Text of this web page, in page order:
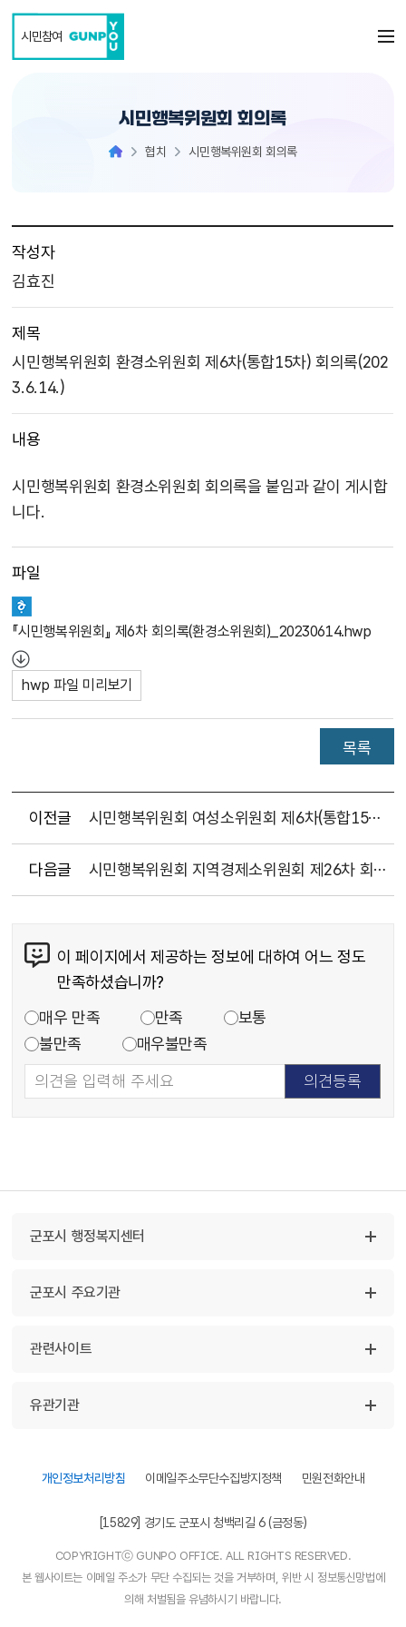
시민참여
시민행복위원회 회의록
협치 시민행복위원회 회의록
작성자
김효진
제목
시민행복위원회 환경소위원회 제6차(통합15차) 회의록(202
3.6.14.)
내용
시민행복위원회 환경소위원회 회의록을 붙임과 같이 게시합
니다.
파일
『시민행복위원회』 제6차 회의록(환경소위원회)_20230614.hwp
hwp 파일 미리보기
목록
이전글 시민행복위원회 여성소위원회 제6차(통합15차) 회의록(2023.6.15.)
다음글 시민행복위원회 지역경제소위원회 제26차 회의록(2023.5.10.)
이 페이지에서 제공하는 정보에 대하여 어느 정도
만족하셨습니까?
매우 만족
만족
보통
불만족
매우불만족
군포시 행정복지센터
군포시 주요기관
관련사이트
유관기관
개인정보처리방침 이메일주소무단수집방지정책 민원전화안내
[15829] 경기도 군포시 청백리길 6 (금정동)
COPYRIGHTⓒ GUNPO OFFICE. ALL RIGHTS RESERVED.
본 웹사이트는 이메일 주소가 무단 수집되는 것을 거부하며, 위반 시 정보통신망법에
의해 처벌됨을 유념하시기 바랍니다.